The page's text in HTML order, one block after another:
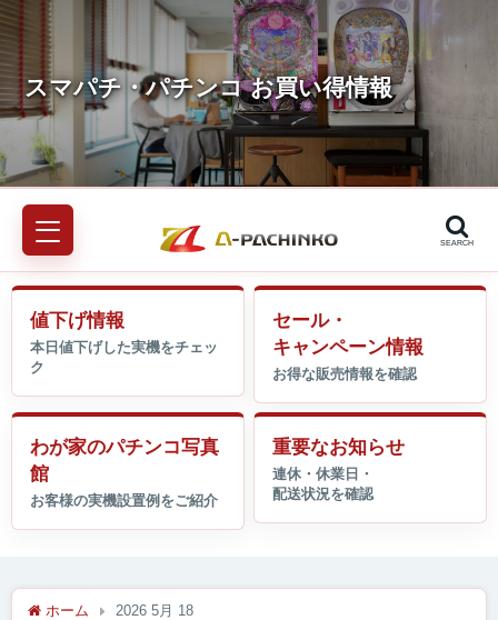
SEARCH
値下げ情報
セール・
キャンペーン情報
わが家のパチンコ写真
館
重要なお知らせ
ホーム 2026 5月 18